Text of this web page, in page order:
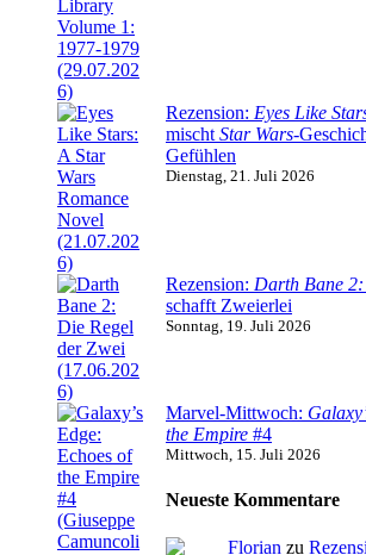
Rezension: Eyes Like
mischt Star Wars-
Gefühlen
Dienstag, 21. Juli 2026
Rezension: Darth Bane
schafft Zweierlei
Sonntag, 19. Juli 2026
Marvel-Mittwoch:
the Empire #4
Mittwoch, 15. Juli 2026
Neueste Kommentare
Florian zu